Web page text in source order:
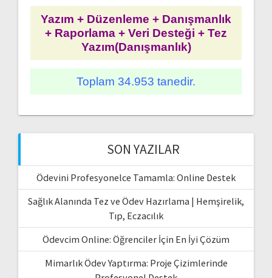
Yazım + Düzenleme + Danışmanlık
+ Raporlama + Veri Desteği + Tez
Yazım(Danışmanlık)
Toplam 34.953 tanedir.
SON YAZILAR
Ödevini Profesyonelce Tamamla: Online Destek
Sağlık Alanında Tez ve Ödev Hazırlama | Hemşirelik,
Tıp, Eczacılık
Ödevcim Online: Öğrenciler İçin En İyi Çözüm
Mimarlık Ödev Yaptırma: Proje Çizimlerinde